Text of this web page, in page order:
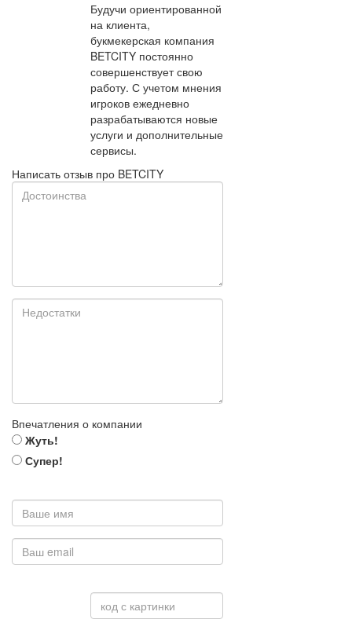
Будучи ориентированной
на клиента,
букмекерская компания
BETCITY постоянно
совершенствует свою
работу. С учетом мнения
игроков ежедневно
разрабатываются новые
услуги и дополнительные
сервисы.
Написать отзыв про BETCITY
Впечатления о компании
Жуть!
Супер!